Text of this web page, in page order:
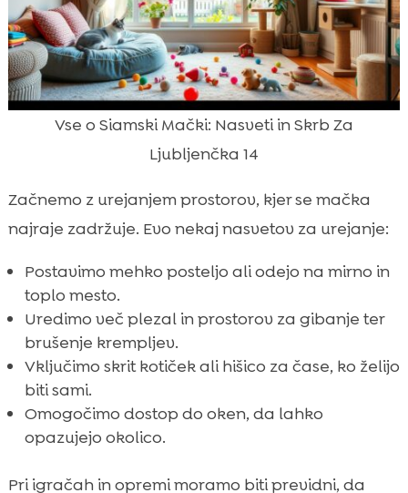
Vse o Siamski Mački: Nasveti in Skrb Za
Ljubljenčka 14
Začnemo z urejanjem prostorov, kjer se mačka
najraje zadržuje. Evo nekaj nasvetov za urejanje:
Postavimo mehko posteljo ali odejo na mirno in
toplo mesto.
Uredimo več plezal in prostorov za gibanje ter
brušenje krempljev.
Vključimo skrit kotiček ali hišico za čase, ko želijo
biti sami.
Omogočimo dostop do oken, da lahko
opazujejo okolico.
Pri igračah in opremi moramo biti previdni, da